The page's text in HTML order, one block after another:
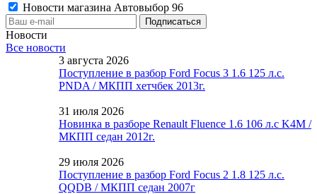
Новости магазина Автовыбор 96
Новости
Все новости
3 августа 2026
Поступление в разбор Ford Focus 3 1.6 125 л.с.
PNDA / МКПП хетчбек 2013г.
31 июля 2026
Новинка в разборе Renault Fluence 1.6 106 л.с K4M /
МКПП седан 2012г.
29 июля 2026
Поступление в разбор Ford Focus 2 1.8 125 л.с.
QQDB / МКПП седан 2007г